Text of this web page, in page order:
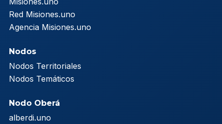
Red Misiones.uno
Agencia Misiones.uno
Nodos
Nodos Territoriales
Nodos Temáticos
Nodo Oberá
alberdi.uno